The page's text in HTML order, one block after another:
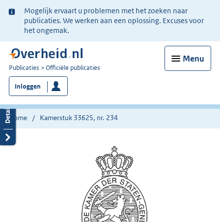
Ter
informatie:
Mogelijk ervaart u problemen met het zoeken naar
publicaties. We werken aan een oplossing. Excuses voor
het ongemak.
Menu
U
bent
nu
hier:
Publicaties Officiële publicaties
Inloggen
Home Kamerstuk 33625, nr. 234